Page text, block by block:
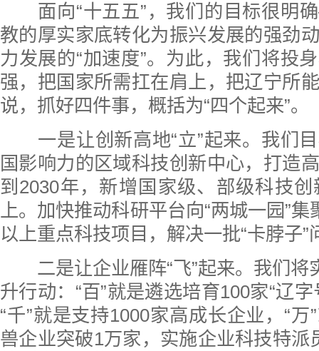
面向“十五五”，我们的目标很明
教的厚实家底转化为振兴发展的强劲
力发展的“加速度”。为此，我们将投
强，把国家所需扛在肩上，把辽宁所
说，抓好四件事，概括为“四个起来”。
一是让创新高地“立”起来。我们目
国影响力的区域科技创新中心，打造
到2030年，新增国家级、部级科技
上。加快推动科研平台向“两城一园”
以上重点科技项目，解决一批“卡脖子”
二是让企业雁阵“飞”起来。我们将
升行动：“百”就是遴选培育100家“辽
“千”就是支持1000家高成长企业，“
兽企业突破1万家，实施企业科技特派